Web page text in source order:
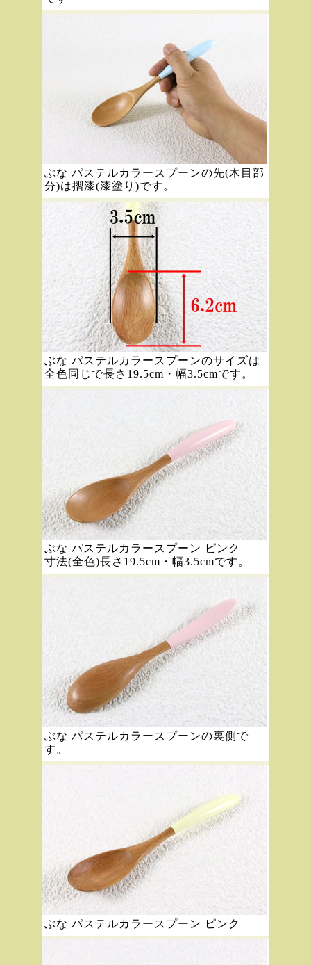
ぶな パステルカラースプーンの先(木目部
分)は摺漆(漆塗り)です。
ぶな パステルカラースプーンのサイズは
全色同じで長さ19.5cm・幅3.5cmです。
ぶな パステルカラースプーン ピンク
寸法(全色)長さ19.5cm・幅3.5cmです。
ぶな パステルカラースプーンの裏側で
す。
ぶな パステルカラースプーン ピンク